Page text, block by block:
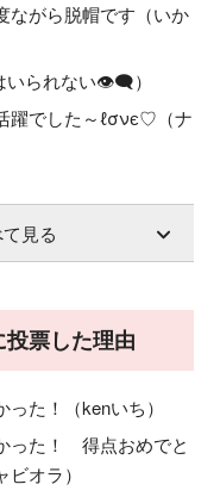
ながら脱帽です（いか
いられない👁‍🗨）
躍でした～ℓσνє♡（ナ
見る
票した理由
た！（kenいち）
った！ 得点おめでと
オラ）